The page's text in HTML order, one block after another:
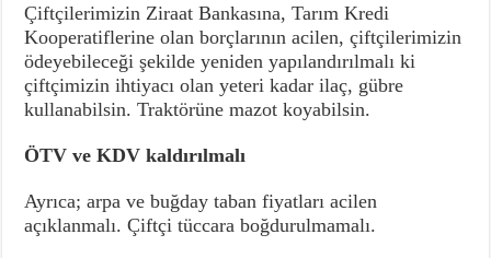
Çiftçilerimizin Ziraat Bankasına, Tarım Kredi
Kooperatiflerine olan borçlarının acilen, çiftçilerimizin
ödeyebileceği şekilde yeniden yapılandırılmalı ki
çiftçimizin ihtiyacı olan yeteri kadar ilaç, gübre
kullanabilsin. Traktörüne mazot koyabilsin.
ÖTV ve KDV kaldırılmalı
Ayrıca; arpa ve buğday taban fiyatları acilen
açıklanmalı. Çiftçi tüccara boğdurulmamalı.